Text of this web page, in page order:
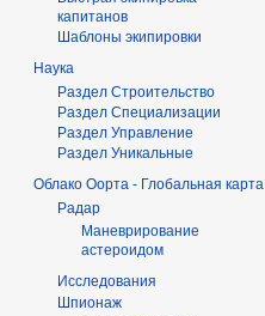
капитанов
Шаблоны экипировки
Наука
Раздел Строительство
Раздел Специализации
Раздел Управление
Раздел Уникальные
Облако Оорта - Глобальная карта
Радар
Маневрирование
астероидом
Исследования
Шпионаж